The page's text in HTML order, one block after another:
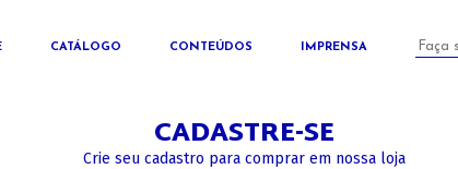
CATÁLOGO CONTEÚDOS IMPRENSA
CADASTRE-SE
Crie seu cadastro para comprar em nossa loja